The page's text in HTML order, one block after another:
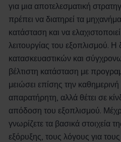
για μια αποτελεσματική
πρέπει να διατηρεί τα
κατάσταση και να
λειτουργίας του εξοπλισμού.
κατασκευαστικών και
βέλτιστη κατάσταση με
μειώσει επίσης την
απαρατήρητη, αλλά θέτει σε
απόδοση του εξοπλισμού.
γνωρίζετε τα βασικά στοιχεία
εξόρυξης, τους λόγους για